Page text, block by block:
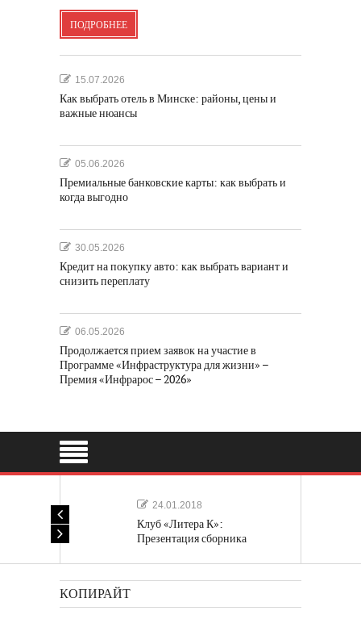
ПОДРОБНЕЕ
15.07.2026
Как выбрать отель в Минске: районы, цены и
важные нюансы
05.06.2026
Премиальные банковские карты: как выбрать и
когда выгодно
30.05.2026
Кредит на покупку авто: как выбрать вариант и
снизить переплату
06.05.2026
Продолжается прием заявок на участие в
Программе «Инфраструктура для жизни» –
Премия «Инфрарос – 2026»
24.01.2018
Клуб «Литера К»:
Презентация сборника
КОПИРАЙТ